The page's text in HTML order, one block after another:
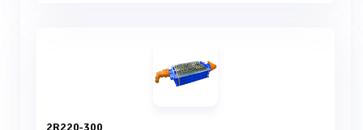
2R220-300